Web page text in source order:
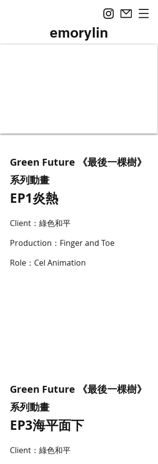
emorylin
Green Future 《最後一棵樹》
系列動畫
EP1炎熱
Client：綠色和平
Production：Finger and Toe
Role：Cel Animation
Green Future 《最後一棵樹》
系列動畫
EP3海平面下
Client：綠色和平